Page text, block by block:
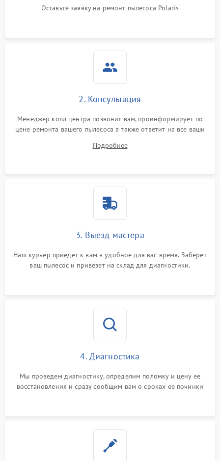
Оставьте заявку на ремонт пылесоса Polaris
2. Консультация
Менеджер колл центра позвонит вам, проинформирует по
цене ремонта вашего пылесоса а также ответит на все ваши
Подробнее
3. Выезд мастера
Наш курьер приедет к вам в удобное для вас время. Заберет
ваш пылесос и привезет на склад для диагностики.
4. Диагностика
Мы проведем диагностику, определим поломку и цену ее
восстановления и сразу сообщим вам о сроках ее починки